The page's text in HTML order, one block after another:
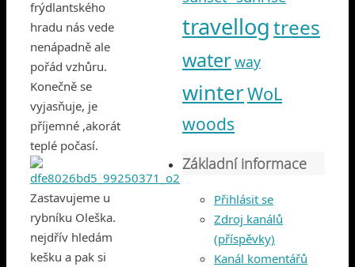
frýdlantského
hradu nás vede
nenápadně ale
pořád vzhůru.
Konečně se
vyjasňuje, je
příjemné ,akorát
teplé počasí.
Zastavujeme u
rybníku Oleška.
nejdřív hledám
kešku a pak si
travellogtrees
waterway
winterWoL
woods
Základní informace
Přihlásit se
Zdroj kanálů
(příspěvky)
Kanál komentářů